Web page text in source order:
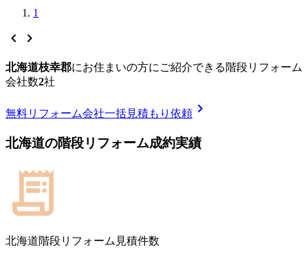
1
chevron_left chevron_right
北海道枝幸郡にお住まいの方にご紹介できる 階段リフォーム
会社数2社
無料リフォーム会社一括見積もり依頼 chevron_right
北海道の階段リフォーム成約実績
北海道階段リフォーム見積件数